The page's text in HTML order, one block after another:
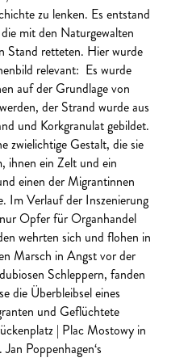
zu lenken. Es entstand
mit den Naturgewalten
Stand retteten. Hier wurde
relevant: Es wurde
auf der Grundlage von
der Strand wurde aus
und Korkgranulat gebildet.
zwielichtige Gestalt, die sie
ihnen ein Zelt und ein
einen der Migrantinnen
Im Verlauf der Inszenierung
Opfer für Organhandel
wehrten sich und flohen in
Marsch in Angst vor der
Schleppern, fanden
die Überbleibsel eines
und Geflüchtete
| Plac Mostowy in
Jan Poppenhagen‘s